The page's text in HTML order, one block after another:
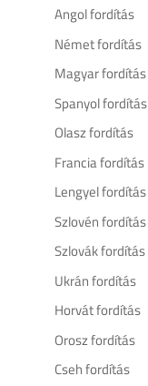
Angol fordítás
Német fordítás
Magyar fordítás
Spanyol fordítás
Olasz fordítás
Francia fordítás
Lengyel fordítás
Szlovén fordítás
Szlovák fordítás
Ukrán fordítás
Horvát fordítás
Orosz fordítás
Cseh fordítás